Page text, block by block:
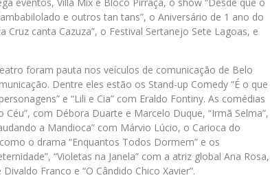
e outros tan tans”, o Aniversário de 1 ano do
Cruz canta Cazuza”, o Festival Sertanejo Sete Lagoas, e
foram pauta nos veículos de comunicação de Belo
Dentre eles estão os Stand-up Comedy “É o que
e “Lili e Cia” com Eraldo Fontiny. As comédias
com Débora Duarte e Marcelo Duque, “Irmã Selma”,
a Mandioca” com Márvio Lúcio, o Carioca do
o drama “Enquantos Todos Dormem” e os
“Violetas na Janela” com a atriz global Ana Rosa,
Franco e “O Cândido Chico Xavier”.